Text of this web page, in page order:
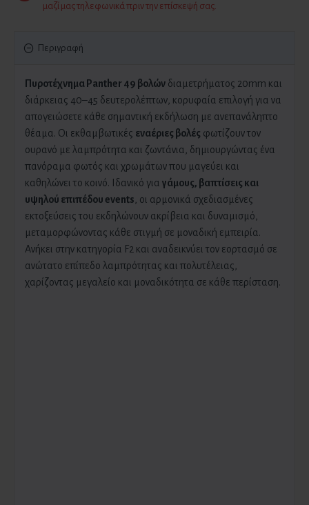
μαζί μας τηλεφωνικά πριν την επίσκεψή σας.
Περιγραφή
Πυροτέχνημα Panther 49 βολών διαμετρήματος 20mm και
διάρκειας 40–45 δευτερολέπτων, κορυφαία επιλογή για να
απογειώσετε κάθε σημαντική εκδήλωση με ανεπανάληπτο
θέαμα. Οι εκθαμβωτικές εναέριες βολές φωτίζουν τον
ουρανό με λαμπρότητα και ζωντάνια, δημιουργώντας ένα
πανόραμα φωτός και χρωμάτων που μαγεύει και
καθηλώνει το κοινό. Ιδανικό για γάμους, βαπτίσεις και
υψηλού επιπέδου events , οι αρμονικά σχεδιασμένες
εκτοξεύσεις του εκδηλώνουν ακρίβεια και δυναμισμό,
μεταμορφώνοντας κάθε στιγμή σε μοναδική εμπειρία.
Ανήκει στην κατηγορία F2 και αναδεικνύει τον εορτασμό σε
ανώτατο επίπεδο λαμπρότητας και πολυτέλειας,
χαρίζοντας μεγαλείο και μοναδικότητα σε κάθε περίσταση.